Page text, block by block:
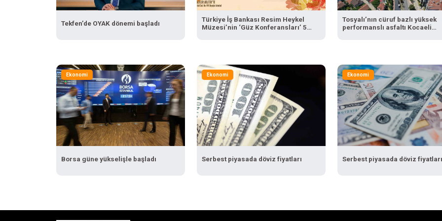
Tekfen’de OYAK dönemi başladı
Türkiye İş Bankası Resim Heykel
Müzesi’nin ‘Güz Konferansları’ 5
Tosyalı’nın cüruf bazlı yüksek
performanslı asfaltı Kocaeli
Ekonomi
Borsa güne yükselişle başladı
Ekonomi
Serbest piyasada döviz fiyatları
Ekonomi
Serbest piyasada döviz fiyatları